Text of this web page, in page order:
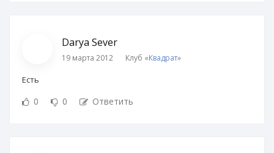
Darya Sever
19 марта 2012 Клуб «Квадрат»
Есть
0 0 Ответить